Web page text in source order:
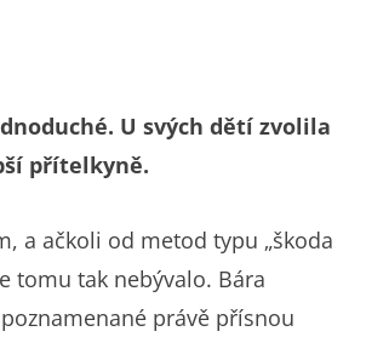
U svých dětí zvolila
přítelkyně.
a ačkoli od metod typu „škoda
tomu tak nebývalo. Bára
právě přísnou